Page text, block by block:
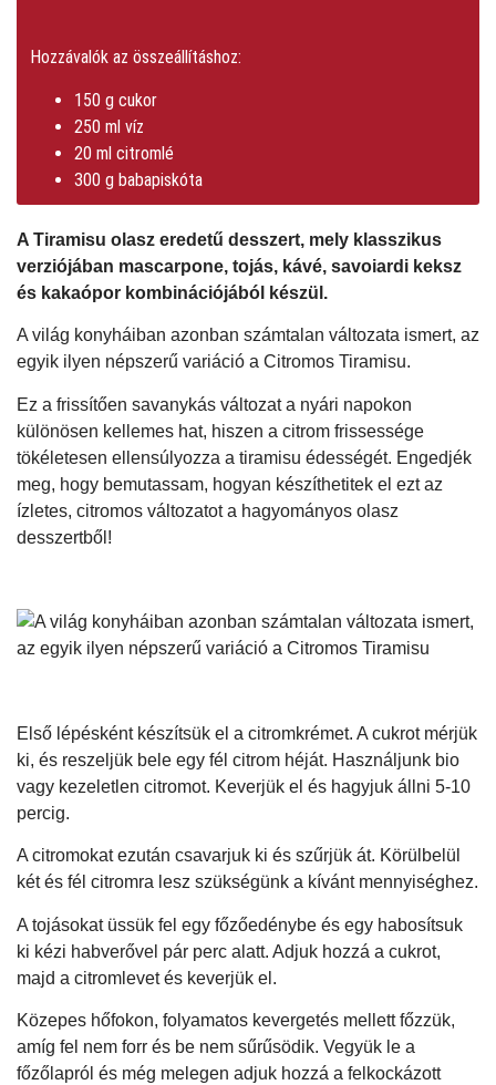
Hozzávalók az összeállításhoz:
150 g cukor
250 ml víz
20 ml citromlé
300 g babapiskóta
A Tiramisu olasz eredetű desszert, mely klasszikus
verziójában mascarpone, tojás, kávé, savoiardi keksz
és kakaópor kombinációjából készül.
A világ konyháiban azonban számtalan változata ismert, az
egyik ilyen népszerű variáció a Citromos Tiramisu.
Ez a frissítően savanykás változat a nyári napokon
különösen kellemes hat, hiszen a citrom frissessége
tökéletesen ellensúlyozza a tiramisu édességét. Engedjék
meg, hogy bemutassam, hogyan készíthetitek el ezt az
ízletes, citromos változatot a hagyományos olasz
desszertből!
Első lépésként készítsük el a citromkrémet. A cukrot mérjük
ki, és reszeljük bele egy fél citrom héját. Használjunk bio
vagy kezeletlen citromot. Keverjük el és hagyjuk állni 5-10
percig.
A citromokat ezután csavarjuk ki és szűrjük át. Körülbelül
két és fél citromra lesz szükségünk a kívánt mennyiséghez.
A tojásokat üssük fel egy főzőedénybe és egy habosítsuk
ki kézi habverővel pár perc alatt. Adjuk hozzá a cukrot,
majd a citromlevet és keverjük el.
Közepes hőfokon, folyamatos kevergetés mellett főzzük,
amíg fel nem forr és be nem sűrűsödik. Vegyük le a
főzőlapról és még melegen adjuk hozzá a felkockázott